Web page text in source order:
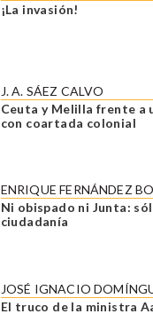
¡La invasión!
J. A. SÁEZ CALVO
Ceuta y Melilla frente a
con coartada colonial
ENRIQUE FERNÁNDEZ
Ni obispado ni Junta:
ciudadanía
JOSÉ IGNACIO
El truco de la ministra